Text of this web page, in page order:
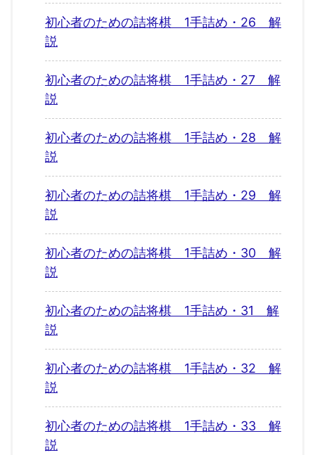
初心者のための詰将棋 1手詰め・26 解
説
初心者のための詰将棋 1手詰め・27 解
説
初心者のための詰将棋 1手詰め・28 解
説
初心者のための詰将棋 1手詰め・29 解
説
初心者のための詰将棋 1手詰め・30 解
説
初心者のための詰将棋 1手詰め・31 解
説
初心者のための詰将棋 1手詰め・32 解
説
初心者のための詰将棋 1手詰め・33 解
説